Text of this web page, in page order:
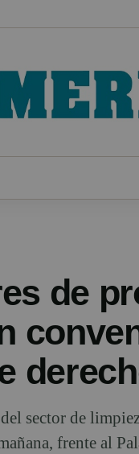
de
sector de
frente al